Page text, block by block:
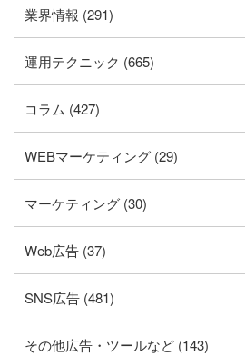
業界情報 (291)
運用テクニック (665)
コラム (427)
WEBマーケティング (29)
マーケティング (30)
Web広告 (37)
SNS広告 (481)
その他広告・ツールなど (143)